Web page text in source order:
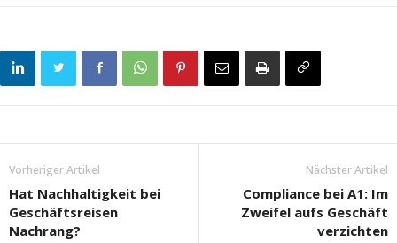
Vorheriger Artikel
Hat Nachhaltigkeit bei
Geschäftsreisen
Nachrang?
Nächster Artikel
Compliance bei A1: Im
Zweifel aufs Geschäft
verzichten